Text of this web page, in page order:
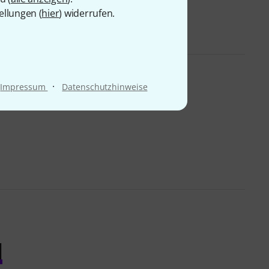
(hier) widerrufen.
Impressum · Datenschutzhinweise